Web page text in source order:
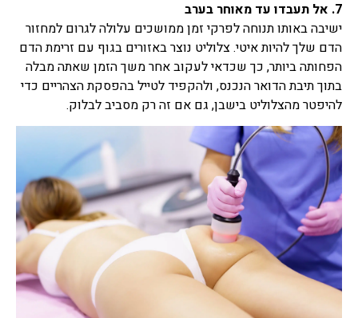
7. אל תעבדו עד מאוחר בערב
ישיבה באותו תנוחה לפרקי זמן ממושכים עלולה לגרום למחזור
הדם שלך להיות איטי. צלוליט נוצר באזורים בגוף עם זרימת הדם
הפחותה ביותר, כך שכדאי לעקוב אחר משך הזמן שאתה מבלה
בתוך תיבת הדואר הנכנס, ולהקפיד לטייל בהפסקת הצהריים כדי
להיפטר מהצלוליט בישבן, גם אם זה רק מסביב לבלוק.